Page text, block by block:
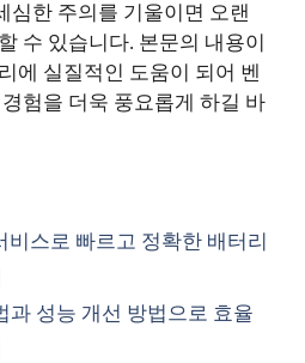
심한 주의를 기울이면 오랜
수 있습니다. 본문의 내용이
에 실질적인 도움이 되어 벤
험을 더욱 풍요롭게 하길 바
스로 빠르고 정확한 배터리
과 성능 개선 방법으로 효율